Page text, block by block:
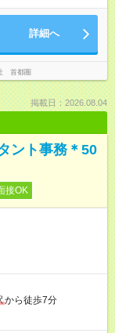
詳細へ
首都圏
掲載日：2026.08.04
ント事務＊50
接OK
から徒歩7分